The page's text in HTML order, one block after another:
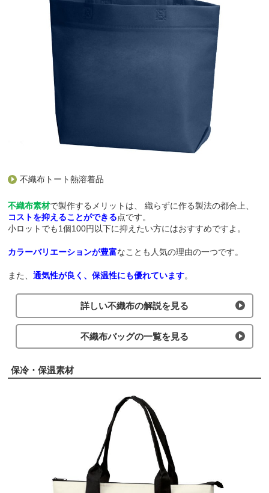
不織布トート熱溶着品
不織布素材で製作するメリットは、
織らずに作る製法の都合上、
コストを抑えることができる点です。
小ロットでも1個100円以下に抑えたい方にはおすすめですよ。
カラーバリエーションが豊富なことも人気の理由の一つです。
また、通気性が良く、保温性にも優れています。
詳しい不織布の解説を見る
不織布バッグの一覧を見る
保冷・保温素材